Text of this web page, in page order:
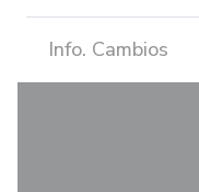
Info. Cambios